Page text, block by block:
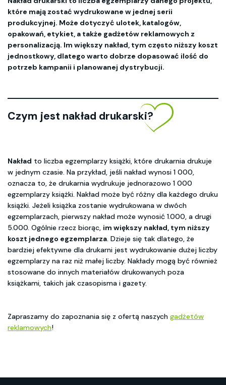
które mają zostać wydrukowane w jednej serii
produkcyjnej. Może dotyczyć ulotek, katalogów,
opakowań, etykiet, a także gadżetów reklamowych z
personalizacją. Im większy nakład, tym często niższy koszt
jednostkowy, dlatego warto dobrze dopasować ilość do
potrzeb kampanii i planowanej dystrybucji.
Czym jest nakład drukarski?
Nakład to liczba egzemplarzy książki, które drukarnia drukuje
w jednym czasie. Na przykład, jeśli nakład wynosi 1 000,
oznacza to, że drukarnia wydrukuje jednorazowo 1 000
egzemplarzy książki. Nakład może być różny dla każdego druku
książki. Jeżeli książka zostanie wydrukowana w dwóch
egzemplarzach, pierwszy nakład może wynosić 1.000, a drugi
5.000. Ogólnie rzecz biorąc, im większy nakład, tym niższy
koszt jednego egzemplarza. Dzieje się tak dlatego, że
bardziej efektywne dla drukarni jest wydrukowanie dużej liczby
egzemplarzy na raz niż małej liczby. Nakłady mogą być również
stosowane do innych materiałów drukowanych poza
książkami, takich jak czasopisma i gazety.
Zapraszamy do zapoznania się z ofertą naszych gadżetów
reklamowych!